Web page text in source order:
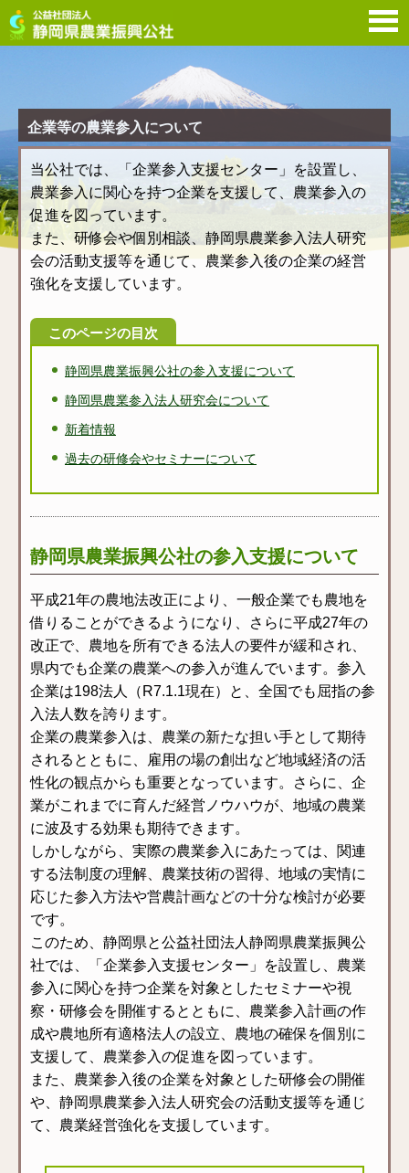
企業等の農業参入について
当公社では、「企業参入支援センター」を設置し、
農業参入に関心を持つ企業を支援して、農業参入の
促進を図っています。
また、研修会や個別相談、静岡県農業参入法人研究
会の活動支援等を通じて、農業参入後の企業の経営
強化を支援しています。
このページの目次
静岡県農業振興公社の参入支援について
静岡県農業参入法人研究会について
新着情報
過去の研修会やセミナーについて
静岡県農業振興公社の参入支援について
平成21年の農地法改正により、一般企業でも農地を
借りることができるようになり、さらに平成27年の
改正で、農地を所有できる法人の要件が緩和され、
県内でも企業の農業への参入が進んでいます。参入
企業は198法人（R7.1.1現在）と、全国でも屈指の参
入法人数を誇ります。
企業の農業参入は、農業の新たな担い手として期待
されるとともに、雇用の場の創出など地域経済の活
性化の観点からも重要となっています。さらに、企
業がこれまでに育んだ経営ノウハウが、地域の農業
に波及する効果も期待できます。
しかしながら、実際の農業参入にあたっては、関連
する法制度の理解、農業技術の習得、地域の実情に
応じた参入方法や営農計画などの十分な検討が必要
です。
このため、静岡県と公益社団法人静岡県農業振興公
社では、「企業参入支援センター」を設置し、農業
参入に関心を持つ企業を対象としたセミナーや視
察・研修会を開催するとともに、農業参入計画の作
成や農地所有適格法人の設立、農地の確保を個別に
支援して、農業参入の促進を図っています。
また、農業参入後の企業を対象とした研修会の開催
や、静岡県農業参入法人研究会の活動支援等を通じ
て、農業経営強化を支援しています。